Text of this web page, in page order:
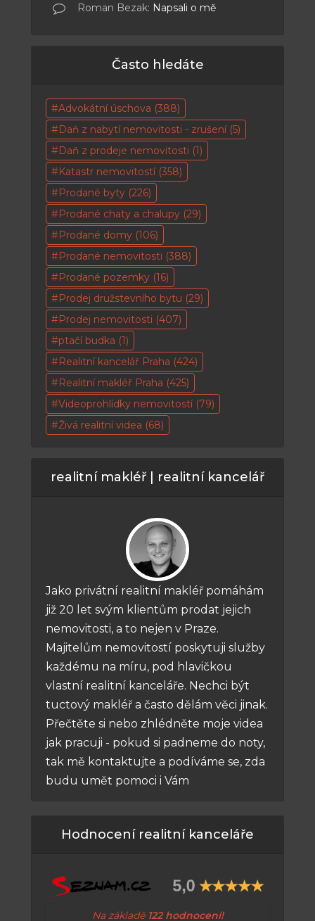
Roman Bezak: Napsali o mě
Často hledáte
Advokátní úschova (388)
Daň z nabytí nemovitosti - zrušení(5)
Daň z prodeje nemovitosti (1)
Katastr nemovitostí(358)
Prodané byty (226)
Prodané chaty a chalupy (29)
Prodané domy (106)
Prodané nemovitosti (388)
Prodané pozemky (16)
Prodej družstevního bytu (29)
Prodej nemovitosti (407)
ptačí budka (1)
Realitní kancelář Praha (424)
Realitní makléř Praha (425)
Videoprohlídky nemovitostí(79)
Živá realitní videa (68)
realitní makléř | realitní kancelář
Jako privátní realitní makléř pomáhám
již 20 let svým klientům prodat jejich
nemovitosti, a to nejen v Praze.
Majitelům nemovitostí poskytuji služby
každému na míru, pod hlavičkou
vlastní realitní kanceláře. Nechci být
tuctový makléř a často dělám věci jinak.
Přečtěte si nebo zhlédněte moje videa
jak pracuji - pokud si padneme do noty,
tak mě kontaktujte a podíváme se, zda
budu umět pomoci i Vám
Hodnocení realitní kanceláře
Na základě 122 hodnocení!